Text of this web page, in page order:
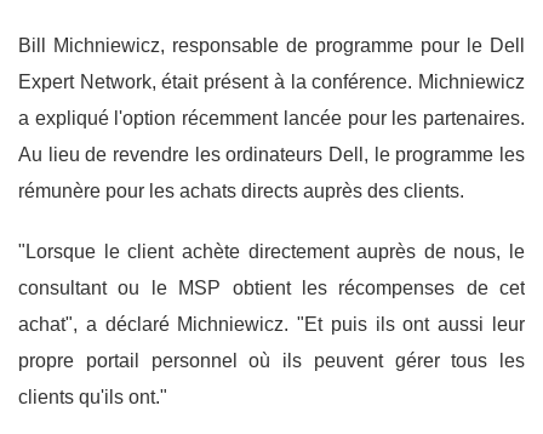
Bill Michniewicz, responsable de programme pour le Dell
Expert Network, était présent à la conférence. Michniewicz
a expliqué l'option récemment lancée pour les partenaires.
Au lieu de revendre les ordinateurs Dell, le programme les
rémunère pour les achats directs auprès des clients.
"Lorsque le client achète directement auprès de nous, le
consultant ou le MSP obtient les récompenses de cet
achat", a déclaré Michniewicz. "Et puis ils ont aussi leur
propre portail personnel où ils peuvent gérer tous les
clients qu'ils ont."